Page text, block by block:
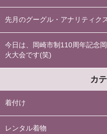
先月のグーグル・アナリティク
今日は、岡崎市制110周年記念
火大会です(笑)
カ
着付け
レンタル着物